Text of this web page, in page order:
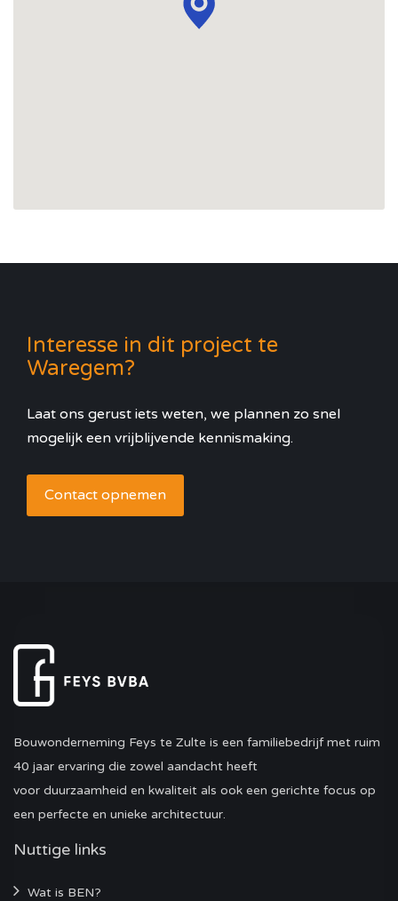
Interesse in dit project te
Waregem?
Laat ons gerust iets weten, we plannen zo snel
mogelijk een vrijblijvende kennismaking.
Contact opnemen
Bouwonderneming Feys te Zulte is een familiebedrijf met ruim
40 jaar ervaring die zowel aandacht heeft
voor duurzaamheid en kwaliteit als ook een gerichte focus op
een perfecte en unieke architectuur.
Nuttige links
Wat is BEN?